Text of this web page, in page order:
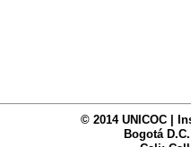
© 2014 UNICOC |
Bogotá